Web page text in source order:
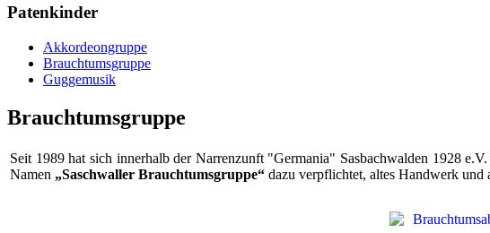
Patenkinder
Akkordeongruppe
Brauchtumsgruppe
Guggemusik
Brauchtumsgruppe
Seit 1989 hat sich innerhalb der Narrenzunft "Germania" Sasbachwalden 1928
Namen „Saschwaller Brauchtumsgruppe“ dazu verpflichtet, altes Handwerk und